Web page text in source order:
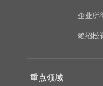
企业所
赖绍松
重点领域